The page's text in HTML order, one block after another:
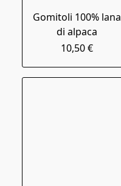
Gomitoli 100% lana
di alpaca
10,50 €